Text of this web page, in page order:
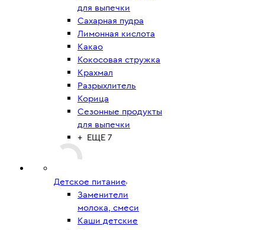
для выпечки
Сахарная пудра
Лимонная кислота
Какао
Кокосовая стружка
Крахмал
Разрыхлитель
Корица
Сезонные продукты
для выпечки
+ ЕЩЕ 7
Детское питание
Заменители
молока, смеси
Каши детские